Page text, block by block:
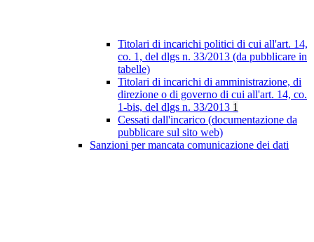
Titolari di incarichi politici di cui all'art. 14,
co. 1, del dlgs n. 33/2013 (da pubblicare in
tabelle)
Titolari di incarichi di amministrazione, di
direzione o di governo di cui all'art. 14, co.
1-bis, del dlgs n. 33/2013 1
Cessati dall'incarico (documentazione da
pubblicare sul sito web)
Sanzioni per mancata comunicazione dei dati